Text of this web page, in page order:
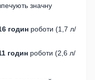
значну
годин роботи (1,7 л/
годин роботи (2,6 л/